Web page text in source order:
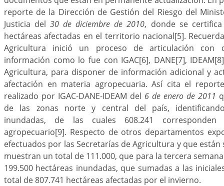
reporte de la Dirección de Gestión del Riesgo del
Justicia del30 de diciembre de 2010, donde se
hectáreas afectadas en el territorio nacional[5].
Agricultura inició un proceso de articulación con
información como lo fue con IGAC[6], DANE[7], IDEAM[8]
Agricultura, para disponer de información adicional y
afectación en materia agropecuaria. Así cita el
realizado por IGAC-DANE-IDEAM del 6 de enero de 2011
de las zonas norte y central del país,
inundadas, de las cuales 608.241
agropecuario[9]. Respecto de otros departamentos
efectuados por las Secretarías de Agricultura y que
muestran un total de 111.000, que para la tercera
199.500 hectáreas inundadas, que sumadas a las
total de 807.741 hectáreas afectadas por el invierno.